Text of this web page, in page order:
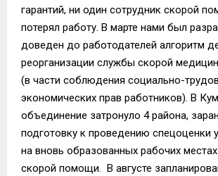
гарантий, ни один сотрудник скорой
потерял работу. В марте нами был
доведен до работодателей алгоритм
реорганизации службы скорой
(в части соблюдения социально-
экономических прав работников). В
объединение затронуло 4 района,
подготовку к проведению спецоценки
на вновь образованных рабочих
скорой помощи. В августе